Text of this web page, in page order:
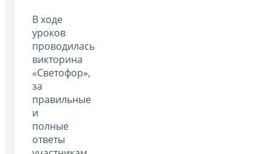
В ходе
уроков
проводилась
викторина
«Светофор»,
за
правильные
и
полные
ответы